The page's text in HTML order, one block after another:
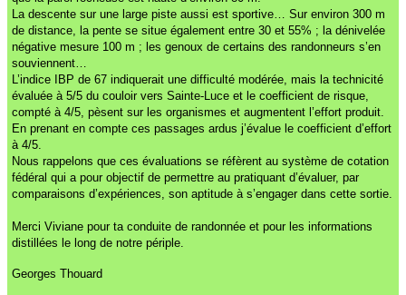
La descente sur une large piste aussi est sportive… Sur environ 300 m
de distance, la pente se situe également entre 30 et 55% ; la dénivelée
négative mesure 100 m ; les genoux de certains des randonneurs s’en
souviennent…
L’indice IBP de 67 indiquerait une difficulté modérée, mais la technicité
évaluée à 5/5 du couloir vers Sainte-Luce et le coefficient de risque,
compté à 4/5, pèsent sur les organismes et augmentent l’effort produit.
En prenant en compte ces passages ardus j’évalue le coefficient d’effort
à 4/5.
Nous rappelons que ces évaluations se réfèrent au système de cotation
fédéral qui a pour objectif de permettre au pratiquant d’évaluer, par
comparaisons d’expériences, son aptitude à s’engager dans cette sortie.
Merci Viviane pour ta conduite de randonnée et pour les informations
distillées le long de notre périple.
Georges Thouard